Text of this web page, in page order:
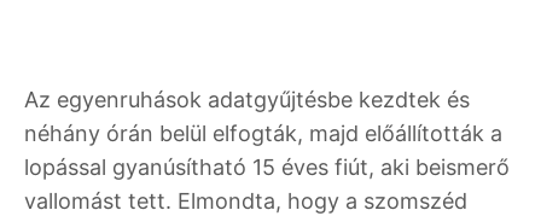
Az egyenruhások adatgyűjtésbe kezdtek és
néhány órán belül elfogták, majd előállították a
lopással gyanúsítható 15 éves fiút, aki beismerő
vallomást tett. Elmondta, hogy a szomszéd